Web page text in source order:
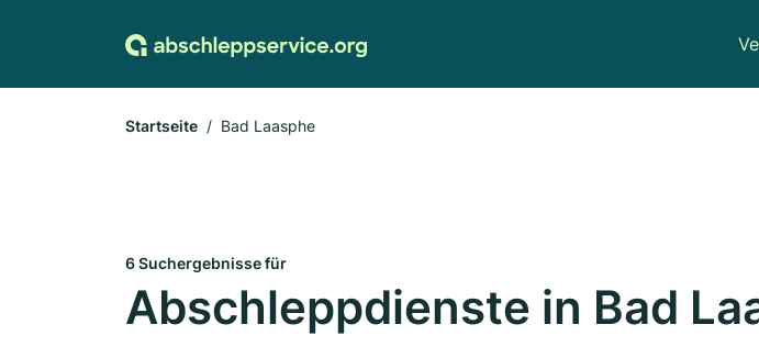
Startseite Bad Laasphe
6 Suchergebnisse für
Abschleppdienste in Bad